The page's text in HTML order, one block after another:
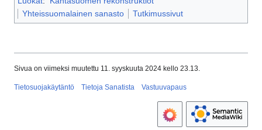
Yhteissuomalainen sanasto
Tutkimussivut
Sivua on viimeksi muutettu 11. syyskuuta 2024 kello 23.13.
Tietosuojakäytäntö Tietoja Sanatista Vastuuvapaus